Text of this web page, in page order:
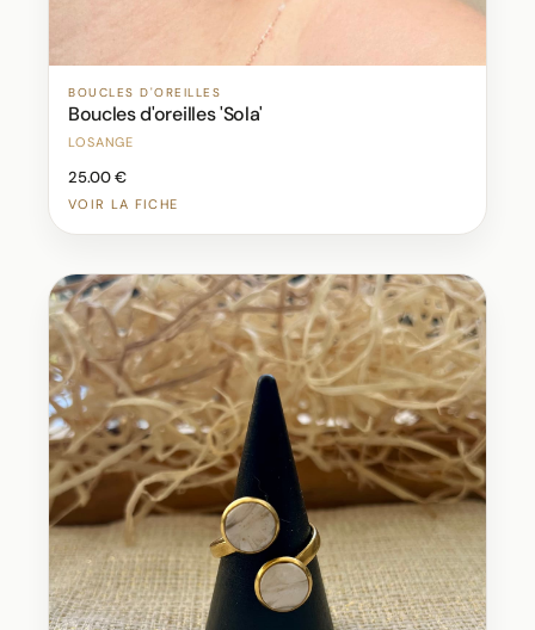
BOUCLES D'OREILLES
Boucles d'oreilles 'Sola'
LOSANGE
25.00 €
VOIR LA FICHE